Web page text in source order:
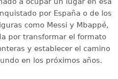
por España o de los
como Messi y Mbappé,
por transformar el formato
y establecer el camino
en los próximos años.